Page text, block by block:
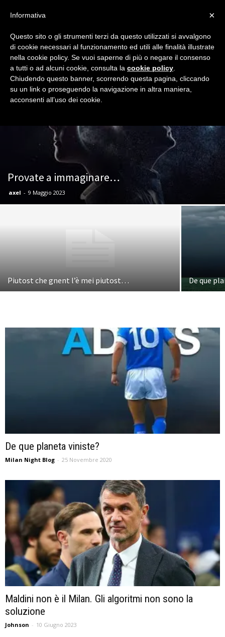
Home Senza categoria
SENZA CATEGORIA
Provate a immaginare…
axel - 9 Maggio 2023
Piutost che gnent l’è mei piutost… De que
De que planeta viniste?
Milan Night Blog - 25 Novembre 2020
Maldini non è il Milan. Gli algoritmi non sono la
soluzione
Johnson - 10 Giugno 2023
×
Informativa
Questo sito o gli strumenti terzi da questo utilizzati si avvalgono
di cookie necessari al funzionamento ed utili alle finalità illustrate
nella cookie policy. Se vuoi saperne di più o negare il consenso
a tutti o ad alcuni cookie, consulta la cookie policy
Chiudendo questo banner, scorrendo questa pagina, cliccando
su un link o proseguendo la navigazione in altra maniera,
acconsenti all’uso dei cookie.